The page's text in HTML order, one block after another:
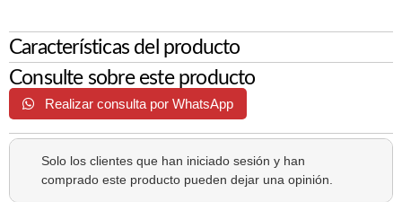
Características del producto
Consulte sobre este producto
Realizar consulta por WhatsApp
Solo los clientes que han iniciado sesión y han
comprado este producto pueden dejar una opinión.